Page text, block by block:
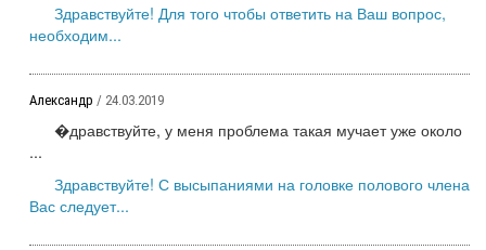
Здравствуйте! Для того чтобы ответить на Ваш вопрос,
необходим...
Александр / 24.03.2019
�дравствуйте, у меня проблема такая мучает уже около
...
Здравствуйте! С высыпаниями на головке полового члена
Вас следует...